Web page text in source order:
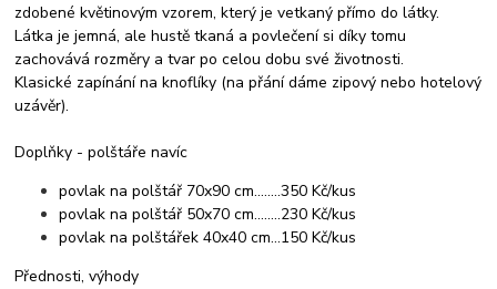
zdobené květinovým vzorem, který je vetkaný přímo do látky.
Látka je jemná, ale hustě tkaná a povlečení si díky tomu
zachovává rozměry a tvar po celou dobu své životnosti.
Klasické zapínání na knoflíky (na přání dáme zipový nebo hotelový
uzávěr).
Doplňky - polštáře navíc
povlak na polštář 70x90 cm........350 Kč/kus
povlak na polštář 50x70 cm........230 Kč/kus
povlak na polštářek 40x40 cm...150 Kč/kus
Přednosti, výhody